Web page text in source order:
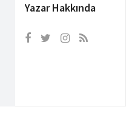
Yazar Hakkında